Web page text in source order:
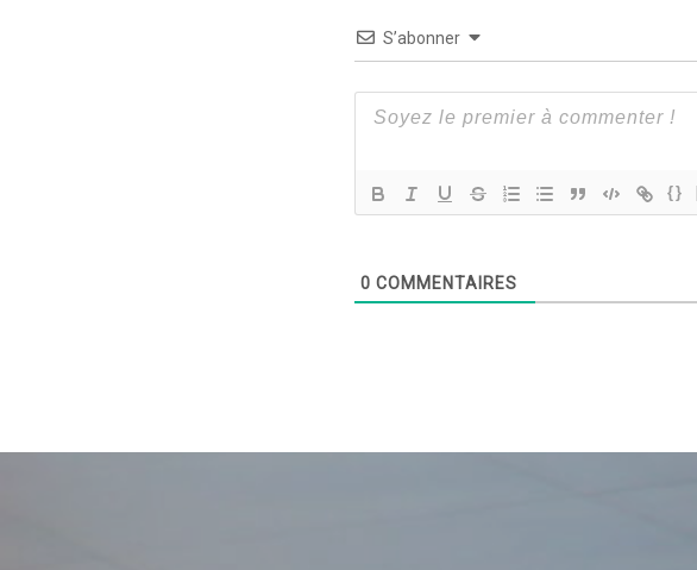
S’abonner
{}
0 COMMENTAIRES